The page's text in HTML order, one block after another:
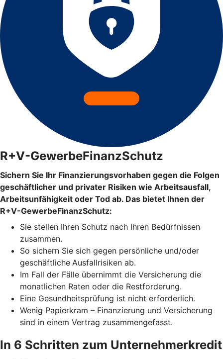
R+V-GewerbeFinanzSchutz
Sichern Sie Ihr Finanzierungsvorhaben gegen die Folgen
geschäftlicher und privater Risiken wie Arbeitsausfall,
Arbeitsunfähigkeit oder Tod ab. Das bietet Ihnen der
R+V-GewerbeFinanzSchutz:
Sie stellen Ihren Schutz nach Ihren Bedürfnissen
zusammen.
So sichern Sie sich gegen persönliche und/oder
geschäftliche Ausfallrisiken ab.
Im Fall der Fälle übernimmt die Versicherung die
monatlichen Raten oder die Restforderung.
Eine Gesundheitsprüfung ist nicht erforderlich.
Wenig Papierkram – Finanzierung und Versicherung
sind in einem Vertrag zusammengefasst.
In 6 Schritten zum Unternehmerkredit